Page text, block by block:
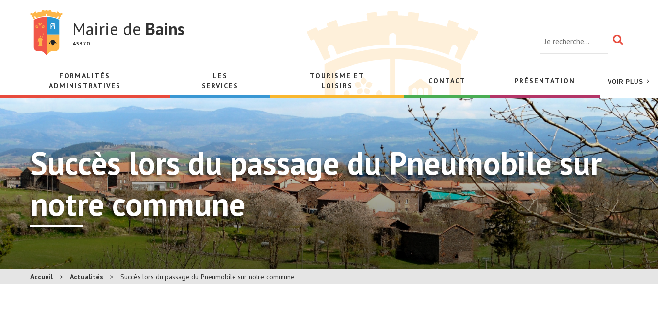
Mairie de Bains
43370
FORMALITÉS
ADMINISTRATIVES
LES
SERVICES
TOURISME ET
LOISIRS
CONTACT PRÉSENTATION VOIR PLUS
Succès lors du passage du Pneumobile sur
notre commune
Accueil > Actualités > Succès lors du passage du Pneumobile sur notre commune